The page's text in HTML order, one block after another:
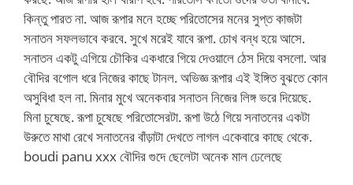
কিন্তু পারত না. আজ রূপার মনে হচ্ছে পরিতোসের মনের সুপ্ত কাজটা
সনাতন সফলভাবে করবে. সুখে মরেই যাবে রূপা. চোখ বন্ধ হয়ে আসে.
সনাতন একটু এগিয়ে চৌকির একধারে গিয়ে দেওয়ালে ঠেস দিয়ে বসলো. আর
বৌদির বগোল ধরে নিজের কাছে টানল. অভিজ্ঞ রূপার এই ইঙ্গিত বুঝতে কোন
অসুবিধা হল না. মিনার মুখে অনেকবার সনাতন নিজের লিঙ্গ ভরে দিয়েছে.
মিনা চুষেছে. রূপা চুষেছে পরিতোসেরটা. রূপা উঠে গিয়ে সনাতনের একটা
উরুতে মাথা রেখে সনাতনের বাঁড়াটা দেখতে লাগল একেবারে কাছে থেকে.
boudi panu xxx বৌদির গুদে ছেলেটা অনেক মাল ঢেলেছে